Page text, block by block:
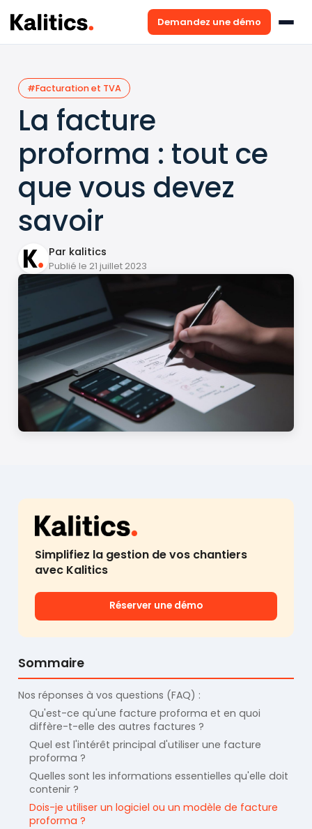
Demandez une démo
#Facturation et TVA
La facture
proforma : tout ce
que vous devez
savoir
Par kalitics
Publié le 21 juillet 2023
Sommaire
Nos réponses à vos questions (FAQ) :
Qu'est-ce qu'une facture proforma et en quoi
diffère-t-elle des autres factures ?
Quel est l'intérêt principal d'utiliser une facture
proforma ?
Quelles sont les informations essentielles qu'elle doit
contenir ?
Dois-je utiliser un logiciel ou un modèle de facture
proforma ?
Simplifiez la gestion de vos chantiers
avec Kalitics
Réserver une démo